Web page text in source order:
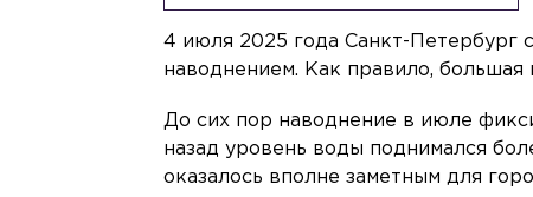
4 июля 2025 года Санкт-Петербург
наводнением. Как правило,
До сих пор наводнение в июле
назад уровень воды поднимался
оказалось вполне заметным для